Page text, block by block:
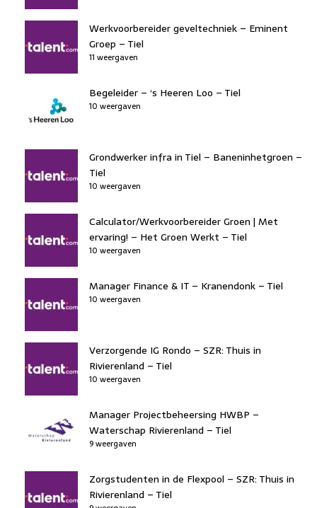
Werkvoorbereider geveltechniek – Eminent
Groep – Tiel
11 weergaven
Begeleider – ‘s Heeren Loo – Tiel
10 weergaven
Grondwerker infra in Tiel – Baneninhetgroen –
Tiel
10 weergaven
Calculator/Werkvoorbereider Groen | Met
ervaring! – Het Groen Werkt – Tiel
10 weergaven
Manager Finance & IT – Kranendonk – Tiel
10 weergaven
Verzorgende IG Rondo – SZR: Thuis in
Rivierenland – Tiel
10 weergaven
Manager Projectbeheersing HWBP –
Waterschap Rivierenland – Tiel
9 weergaven
Zorgstudenten in de Flexpool – SZR: Thuis in
Rivierenland – Tiel